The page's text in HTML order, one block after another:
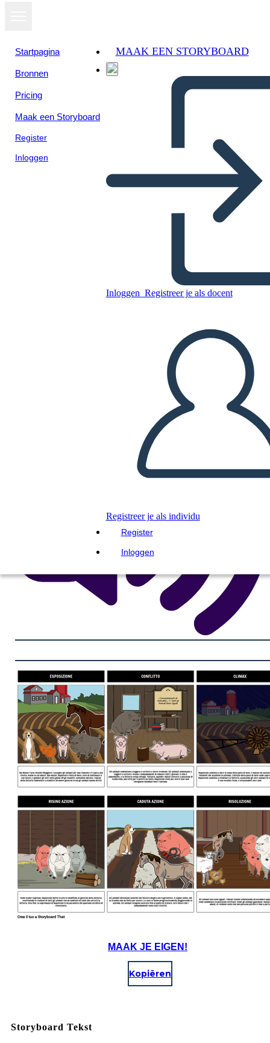
Startpagina
Bronnen
Pricing
Maak een Storyboard
Register
Inloggen
MAAK EEN STORYBOARD
Inloggen Registreer je als docent
Registreer je als individu
Register
Inloggen
Untitled Storyboard
MAAK EEN STORYBOARD
DIAVOORSTELLING AFSPELEN
LEES MIJ VOOR
Bekijk als
diavoorstelling
MAAK JE EIGEN!
Kopiëren
Storyboard Tekst